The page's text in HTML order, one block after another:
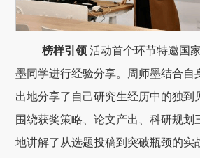
榜样引领活动首个环节特邀国
墨同学进行经验分享。周师墨结合自
出地分享了自己研究生经历中的独到
围绕获奖策略、论文产出、科研规划
地讲解了从选题投稿到突破瓶颈的实